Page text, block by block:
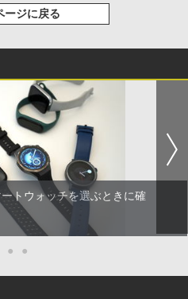
ージに戻る
トウォッチを選ぶときに確
● ●